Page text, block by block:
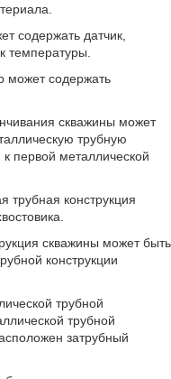
содержать датчик,
температуры.
может содержать
скважины может
трубную
первой металлической
трубная конструкция
скважины может быть
конструкции
трубной
трубной
затрубный